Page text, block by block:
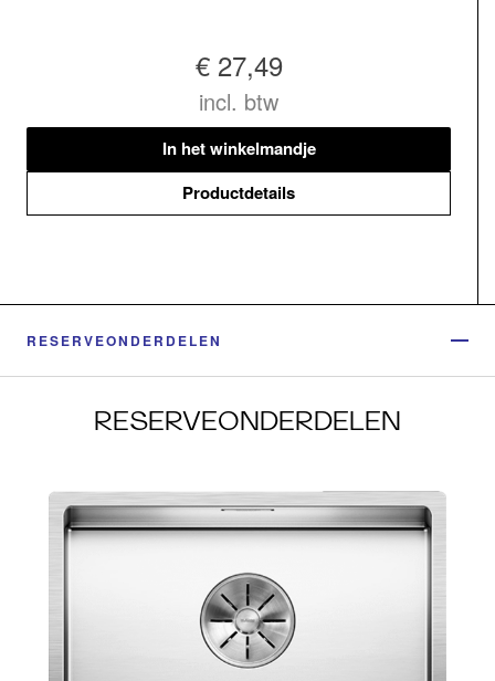
€ 27,49
incl. btw
In het winkelmandje
Productdetails
RESERVEONDERDELEN
RESERVEONDERDELEN